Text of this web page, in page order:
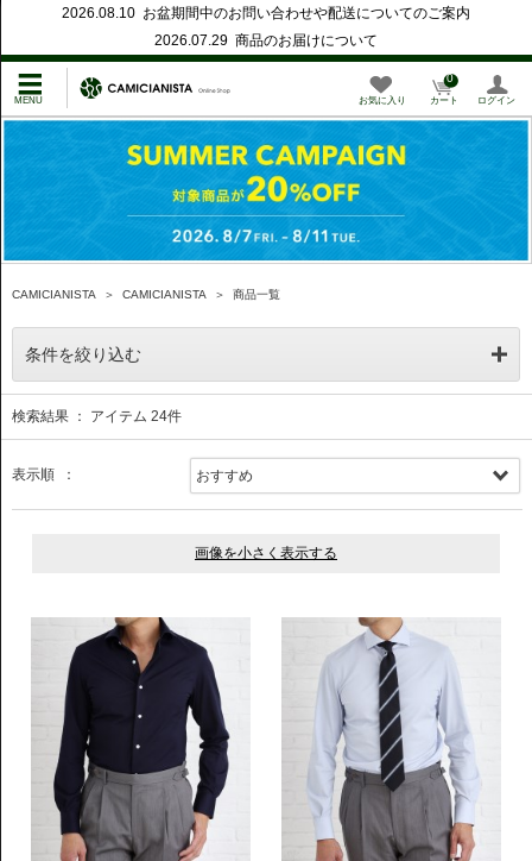
2026.08.10 お盆期間中のお問い合わせや配送についてのご案内
2026.07.29 商品のお届けについて
お気に入り カート
0
ログイン
CAMICIANISTA ＞ CAMICIANISTA ＞ 商品一覧
条件を絞り込む
検索結果 ： アイテム 24件
表示順 ：